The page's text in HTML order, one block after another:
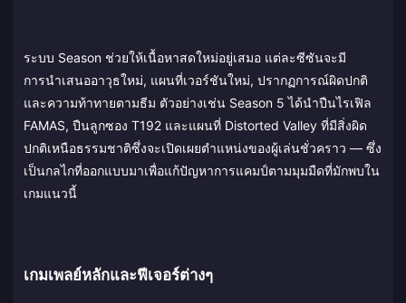
ระบบ Season ช่วยให้เนื้อหาสดใหม่อยู่เสมอ แต่ละซีซันจะมี
การนำเสนออาวุธใหม่, แผนที่เวอร์ชันใหม่, ปรากฏการณ์ผิดปกติ
และความท้าทายตามธีม ตัวอย่างเช่น Season 5 ได้นำปืนไรเฟิล
FAMAS, ปืนลูกซอง T192 และแผนที่ Distorted Valley ที่มีสิ่งผิด
ปกติเหนือธรรมชาติซึ่งจะเปิดเผยตำแหน่งของผู้เล่นชั่วคราว — ซึ่ง
เป็นกลไกที่ออกแบบมาเพื่อแก้ปัญหาการแคมป์ตามมุมมืดที่มักพบใน
เกมแนวนี้
เกมเพลย์หลักและฟีเจอร์ต่างๆ